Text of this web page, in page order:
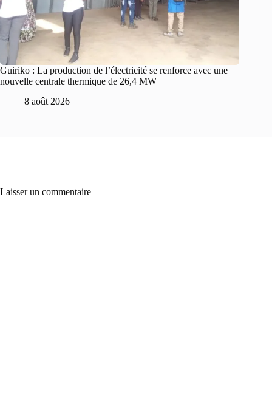
Guiriko : La production de l’électricité se renforce avec une
nouvelle centrale thermique de 26,4 MW
8 août 2026
Laisser un commentaire